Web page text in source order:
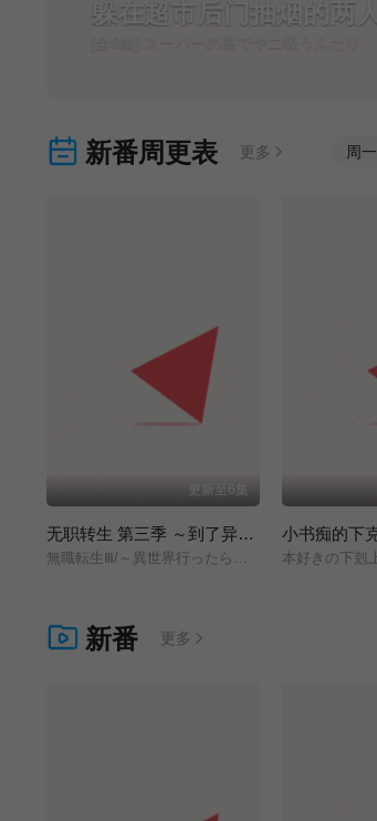
躲在超市后门抽烟的两人
新番周更表 更多 周一
更新至6集
无职转生 第三季 ～到了异世界就拿出真本事～
無職転生Ⅲ/～異世界行ったら本気だす～/
新番 更多